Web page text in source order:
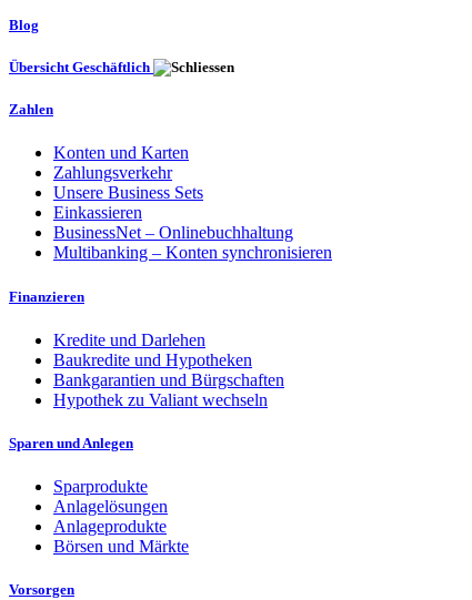
Blog
Übersicht Geschäftlich
Zahlen
Konten und Karten
Zahlungsverkehr
Unsere Business Sets
Einkassieren
BusinessNet – Onlinebuchhaltung
Multibanking – Konten synchronisieren
Finanzieren
Kredite und Darlehen
Baukredite und Hypotheken
Bankgarantien und Bürgschaften
Hypothek zu Valiant wechseln
Sparen und Anlegen
Sparprodukte
Anlagelösungen
Anlageprodukte
Börsen und Märkte
Vorsorgen